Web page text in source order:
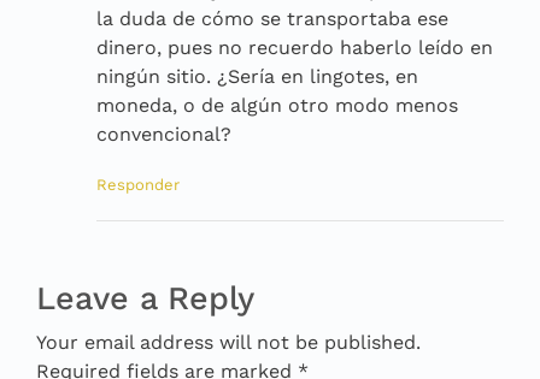
la duda de cómo se transportaba ese
dinero, pues no recuerdo haberlo leído en
ningún sitio. ¿Sería en lingotes, en
moneda, o de algún otro modo menos
convencional?
Responder
Leave a Reply
Your email address will not be published.
Required fields are marked *